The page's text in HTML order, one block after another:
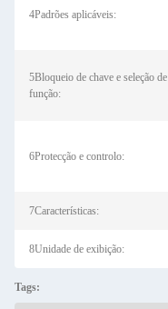
4Padrões aplicáveis:
5Bloqueio de chave e seleção de
função:
6Protecção e controlo:
7Características:
8Unidade de exibição:
Tags: